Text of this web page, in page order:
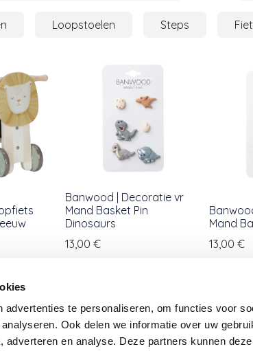
advertenties te personaliseren, om functies voor
Ook delen we informatie over uw
en analyse. Deze partners kunnen
Loopstoelen Steps
Banwood | Decoratie vr
Mand Basket Pin
Dinosaurs
13,00 €
Mand
13,00 €